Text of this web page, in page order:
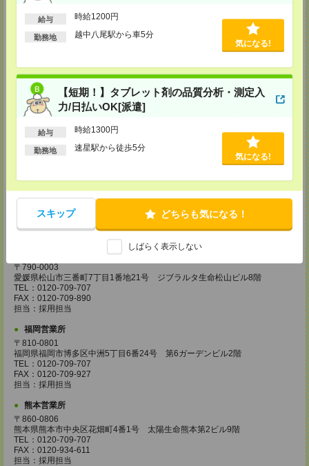
給与 時給1200円
勤務地
越中八尾駅から車5分
気になる!
【短期！】タブレット剤の品質分析・測定入
力/日払いOK[派遣]
給与 時給1300円
勤務地
速星駅から徒歩5分
気になる!
スキップ どちらも気になる！
しばらく表示しない
大阪営業所
大阪府大阪市北区角田町8番1号 大阪梅田ツインタワーズ・ノース34階
担当：採用担当
神戸営業所
〒650-0044
兵庫県神戸市中央区東川崎町1丁目3番3号 神戸ハーバーランドセンタービ
TEL：0120-995-984
FAX：0120-709-785
担当：採用担当
〒730-0031
広島県広島市中区紙屋町2丁目1番地22号 広島興銀ビル11階
TEL：0120-709-707
担当：採用担当
〒790-0003
愛媛県松山市三番町7丁目1番地21号 ジブラルタ生命松山ビル8階
TEL：0120-709-707
FAX：0120-709-890
担当：採用担当
福岡営業所
〒810-0801
福岡県福岡市博多区中洲5丁目6番24号 第6ガーデンビル2階
TEL：0120-709-707
FAX：0120-709-927
担当：採用担当
熊本営業所
〒860-0806
熊本県熊本市中央区花畑町4番1号 太陽生命熊本第2ビル9階
TEL：0120-709-707
FAX：0120-934-611
担当：採用担当